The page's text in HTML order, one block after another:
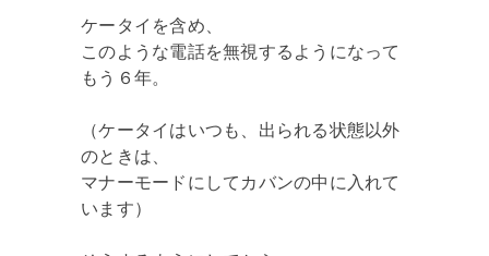
ケータイを含め、
このような電話を無視するようになって
もう６年。
（ケータイはいつも、出られる状態以外
のときは、
マナーモードにしてカバンの中に入れて
います）